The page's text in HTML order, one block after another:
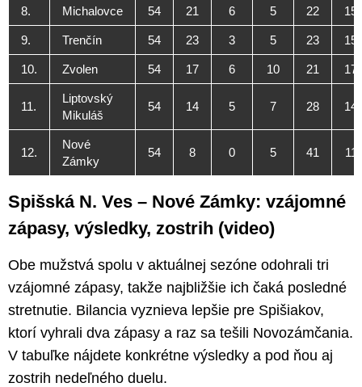
8. Michalovce 54 21 6 5 22
9. Trenčín 54 23 3 5 23
10. Zvolen 54 17 6 10 21
11.
Liptovský
Mikuláš
54 14 5 7 28
12.
Nové
Zámky
54 8 0 5 41
Spišská N. Ves – Nové Zámky: vzájomné
zápasy, výsledky, zostrih (video)
Obe mužstvá spolu v aktuálnej sezóne odohrali tri
vzájomné zápasy, takže najbližšie ich čaká posledné
stretnutie. Bilancia vyznieva lepšie pre Spišiakov,
ktorí vyhrali dva zápasy a raz sa tešili Novozámčania.
V tabuľke nájdete konkrétne výsledky a pod ňou aj
zostrih nedeľného duelu.